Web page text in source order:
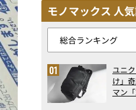
モノマックス 人
ユニ
け」
マン